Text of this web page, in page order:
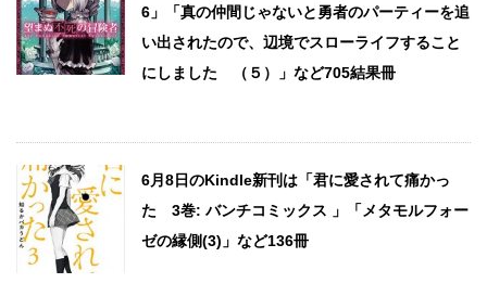
6」「真の仲間じゃないと勇者のパーティーを追
い出されたので、辺境でスローライフすること
にしました （５）」など705結果冊
6月8日のKindle新刊は「君に愛されて痛かっ
た 3巻: バンチコミックス 」「メタモルフォー
ゼの縁側(3)」など136冊